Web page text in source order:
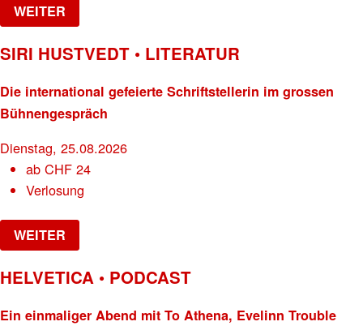
WEITER
SIRI HUSTVEDT • LITERATUR
Die international gefeierte Schriftstellerin im grossen
Bühnengespräch
Dienstag, 25.08.2026
abCHF 24
Verlosung
WEITER
HELVETICA • PODCAST
Ein einmaliger Abend mit To Athena, Evelinn Trouble